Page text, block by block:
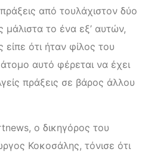
από τουλάχιστον δύο
το ένα εξ’ αυτών,
είπε ότι ήταν φίλος του
αυτό φέρεται να έχει
πράξεις σε βάρος άλλου
ο δικηγόρος του
Κοκοσάλης, τόνισε ότι